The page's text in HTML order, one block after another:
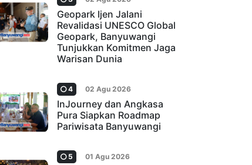
Geopark Ijen Jalani
Revalidasi UNESCO Global
Geopark, Banyuwangi
Tunjukkan Komitmen Jaga
Warisan Dunia
4 02 Agu 2026
InJourney dan Angkasa
Pura Siapkan Roadmap
Pariwisata Banyuwangi
5 01 Agu 2026